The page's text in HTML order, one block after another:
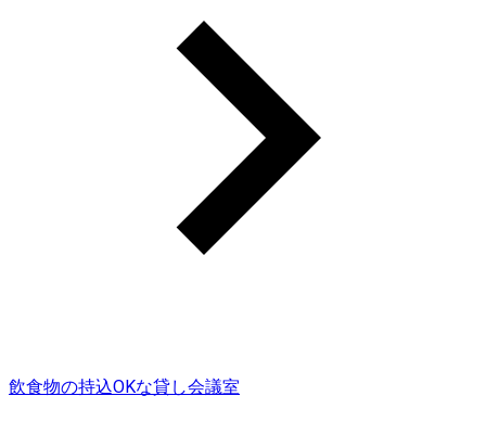
飲食物の持込OKな貸し会議室